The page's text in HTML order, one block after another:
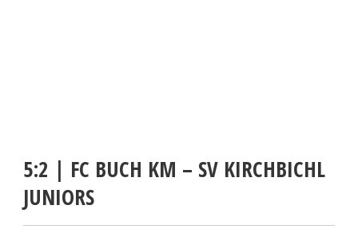
5:2 | FC BUCH KM – SV KIRCHBICHL
JUNIORS